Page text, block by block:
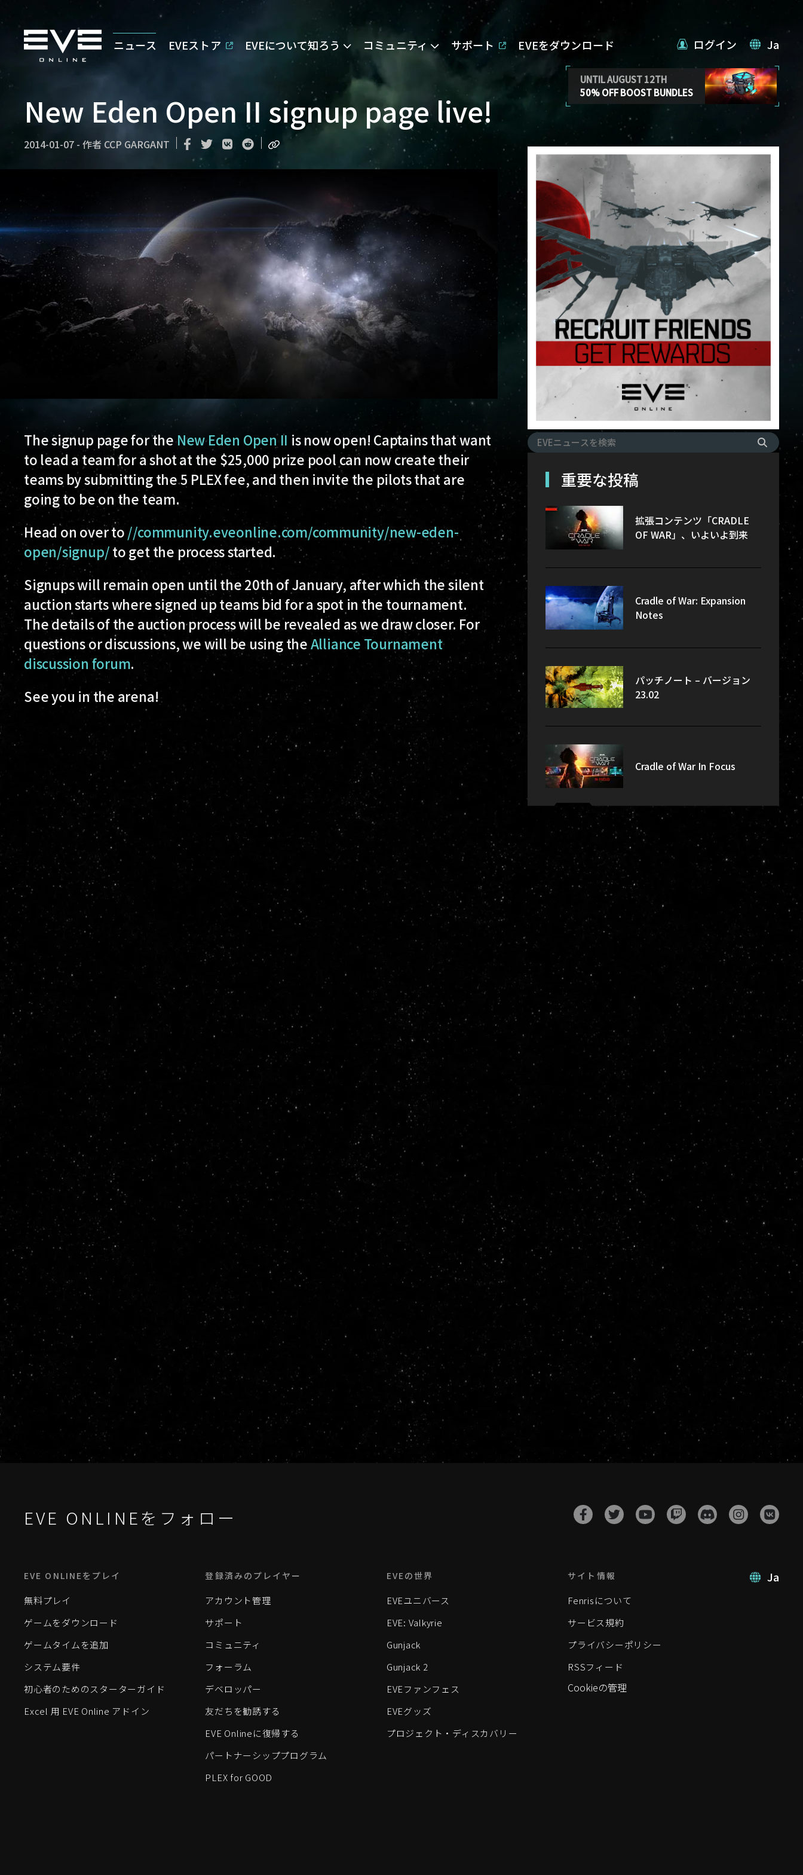
ニュース EVEストア EVEについて知ろう コミュニティ サポート EVEをダウンロード
UNTIL AUGUST 12TH
50% OFF BOOST BUNDLES
ログイン Ja
New Eden Open II signup page live!
2014-01-07 - 作者 CCP GARGANT
The signup page for theNew Eden Open II is now open! Captains that want
to lead a team for a shot at the $25,000 prize pool can now create their
teams by submitting the 5 PLEX fee, and then invite the pilots that are
going to be on the team.
Head on over to//community.eveonline.com/community/new-eden-
open/signup/to get the process started.
Signups will remain open until the 20th of January, after which the silent
auction starts where signed up teams bid for a spot in the tournament.
The details of the auction process will be revealed as we draw closer. For
questions or discussions, we will be using theAlliance Tournament
discussion forum.
See you in the arena!
重要な投稿
拡張コンテンツ「CRADLE
OF WAR」、いよいよ到来
Cradle of War: Expansion
Notes
パッチノート – バージョン
23.02
Cradle of War In Focus
EVE ONLINEをフォロー
Ja
EVE ONLINEをプレイ
無料プレイ
ゲームをダウンロード
ゲームタイムを追加
システム要件
初心者のためのスターターガイド
Excel 用 EVE Online アドイン
登録済みのプレイヤー
アカウント管理
サポート
コミュニティ
フォーラム
デベロッパー
友だちを勧誘する
EVE Onlineに復帰する
パートナーシッププログラム
PLEX for GOOD
EVEの世界
EVEユニバース
EVE: Valkyrie
Gunjack
Gunjack 2
EVEファンフェス
EVEグッズ
プロジェクト・ディスカバリー
サイト情報
Fenrisについて
サービス規約
プライバシーポリシー
RSSフィード
Cookieの管理